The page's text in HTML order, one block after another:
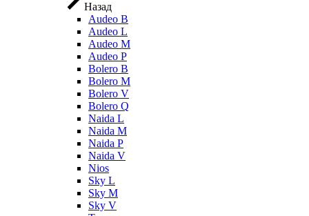
Назад
Audeo B
Audeo L
Audeo М
Audeo P
Bolero B
Bolero M
Bolero V
Bolero Q
Naida L
Naida M
Naida P
Naida V
Nios
Sky L
Sky M
Sky V